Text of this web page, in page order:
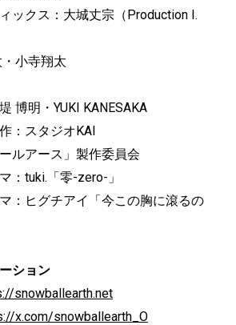
ックス：大城丈宗（Production I.
・小寺翔太
博明・YUKI KANESAKA
：スタジオKAI
ルアース」製作委員会
：tuki.「零-zero-」
：ヒグチアイ「今この胸に滾るの
ション
snowballearth.net
x.com/snowballearth_O